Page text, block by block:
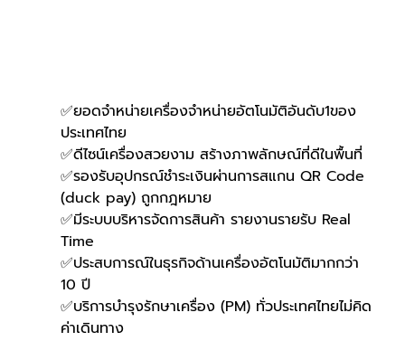
✅ยอดจำหน่ายเครื่องจำหน่ายอัตโนมัติอันดับ1ของ
ประเทศไทย
✅ดีไซน์เครื่องสวยงาม สร้างภาพลักษณ์ที่ดีในพื้นที่
✅รองรับอุปกรณ์ชำระเงินผ่านการสแกน QR Code
(duck pay) ถูกกฎหมาย
✅มีระบบบริหารจัดการสินค้า รายงานรายรับ Real
Time
✅ประสบการณ์ในธุรกิจด้านเครื่องอัตโนมัติมากกว่า
10 ปี
✅บริการบำรุงรักษาเครื่อง (PM) ทั่วประเทศไทยไม่คิด
ค่าเดินทาง